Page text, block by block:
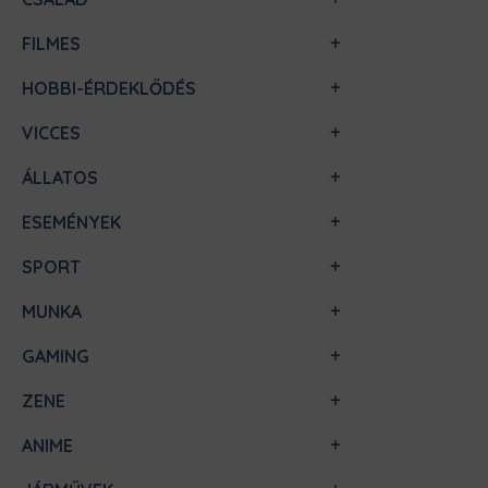
FILMES
HOBBI-ÉRDEKLŐDÉS
VICCES
ÁLLATOS
ESEMÉNYEK
SPORT
MUNKA
GAMING
ZENE
ANIME